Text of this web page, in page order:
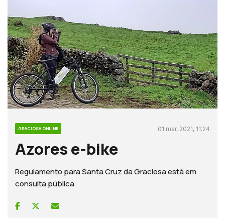
GRACIOSA ONLINE 01 mar, 2021, 11:24
Azores e-bike
Regulamento para Santa Cruz da Graciosa está em
consulta pública